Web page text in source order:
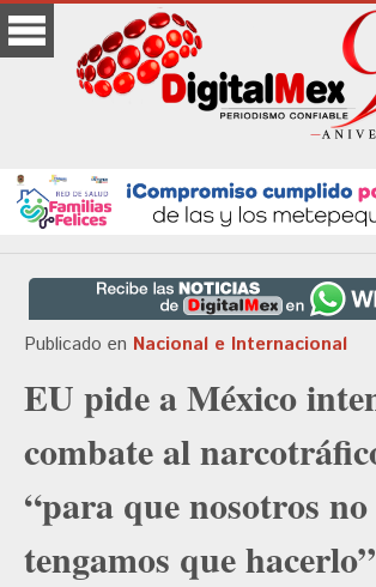
Publicado en Nacional e Internacional
EU pide a México
combate al
“para que nosotros no
tengamos que hacerlo”